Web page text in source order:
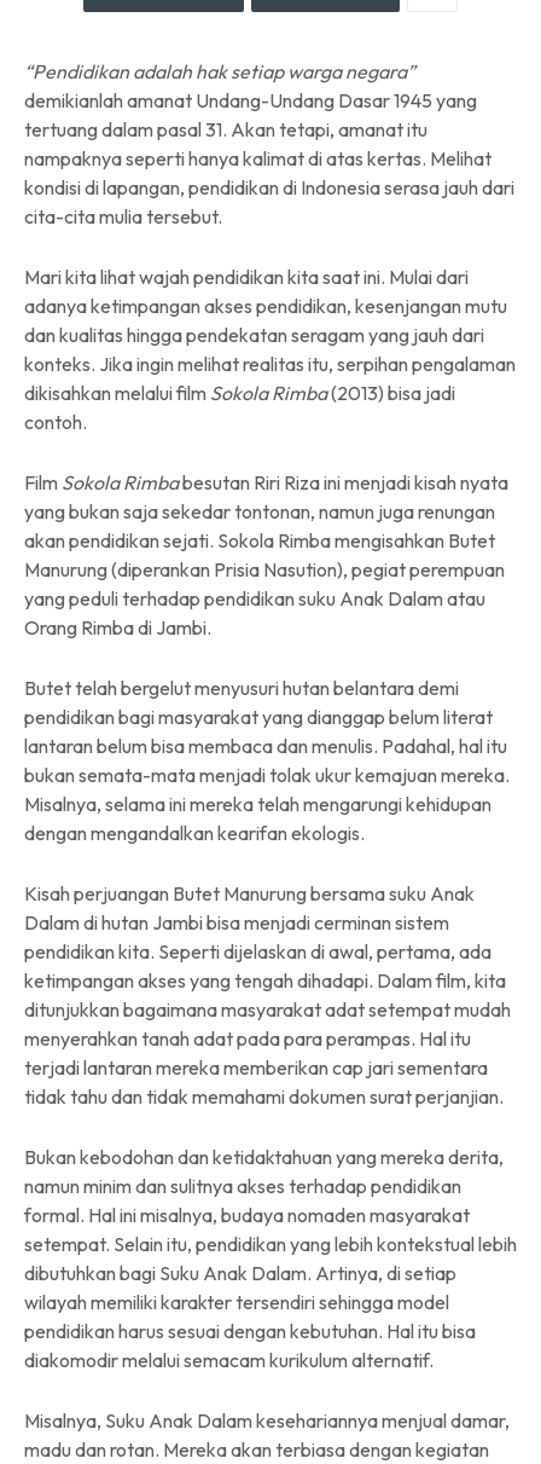
“Pendidikan adalah hak setiap warga negara”
demikianlah amanat Undang-Undang Dasar 1945 yang
tertuang dalam pasal 31. Akan tetapi, amanat itu
nampaknya seperti hanya kalimat di atas kertas. Melihat
kondisi di lapangan, pendidikan di Indonesia serasa jauh dari
cita-cita mulia tersebut.
Mari kita lihat wajah pendidikan kita saat ini. Mulai dari
adanya ketimpangan akses pendidikan, kesenjangan mutu
dan kualitas hingga pendekatan seragam yang jauh dari
konteks. Jika ingin melihat realitas itu, serpihan pengalaman
dikisahkan melalui film Sokola Rimba(2013) bisa jadi
contoh.
Film Sokola Rimbabesutan Riri Riza ini menjadi kisah nyata
yang bukan saja sekedar tontonan, namun juga renungan
akan pendidikan sejati. Sokola Rimba mengisahkan Butet
Manurung (diperankan Prisia Nasution), pegiat perempuan
yang peduli terhadap pendidikan suku Anak Dalam atau
Orang Rimba di Jambi.
Butet telah bergelut menyusuri hutan belantara demi
pendidikan bagi masyarakat yang dianggap belum literat
lantaran belum bisa membaca dan menulis. Padahal, hal itu
bukan semata-mata menjadi tolak ukur kemajuan mereka.
Misalnya, selama ini mereka telah mengarungi kehidupan
dengan mengandalkan kearifan ekologis.
Kisah perjuangan Butet Manurung bersama suku Anak
Dalam di hutan Jambi bisa menjadi cerminan sistem
pendidikan kita. Seperti dijelaskan di awal, pertama, ada
ketimpangan akses yang tengah dihadapi. Dalam film, kita
ditunjukkan bagaimana masyarakat adat setempat mudah
menyerahkan tanah adat pada para perampas. Hal itu
terjadi lantaran mereka memberikan cap jari sementara
tidak tahu dan tidak memahami dokumen surat perjanjian.
Bukan kebodohan dan ketidaktahuan yang mereka derita,
namun minim dan sulitnya akses terhadap pendidikan
formal. Hal ini misalnya, budaya nomaden masyarakat
setempat. Selain itu, pendidikan yang lebih kontekstual lebih
dibutuhkan bagi Suku Anak Dalam. Artinya, di setiap
wilayah memiliki karakter tersendiri sehingga model
pendidikan harus sesuai dengan kebutuhan. Hal itu bisa
diakomodir melalui semacam kurikulum alternatif.
Misalnya, Suku Anak Dalam kesehariannya menjual damar,
madu dan rotan. Mereka akan terbiasa dengan kegiatan